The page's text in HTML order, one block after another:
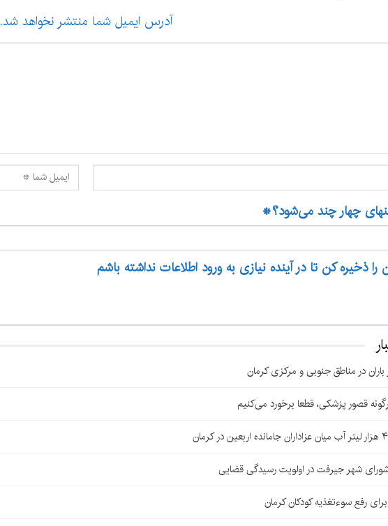
آدرس ایمیل شما منتشر نخواهد شد.
چهار چند می‌شود؟*
ذخیره کن تا در آینده نیازی به ورود اطلاعات نداشته باشم
باران در مناطق جنوبی و مرکزی کرمان
قصور پزشکی، قطعا برخورد می‌کنیم
شورای شهر جیرفت در اولویت رسیدگی قضایی
رفع سوءتغذیه کودکان کرمان